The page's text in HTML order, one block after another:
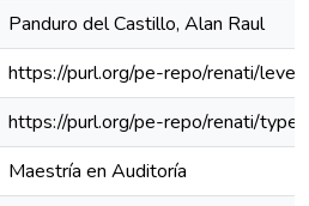
Panduro del Castillo, Alan Raul
https://purl.org/pe-repo/renati/
https://purl.org/pe-repo/renati/
Maestría en Auditoría